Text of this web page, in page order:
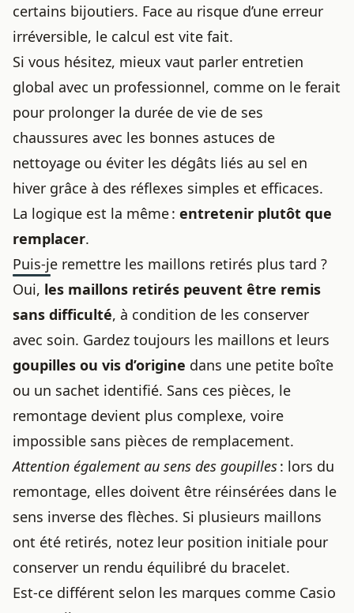
certains bijoutiers. Face au risque d’une erreur
irréversible, le calcul est vite fait.
Si vous hésitez, mieux vaut parler entretien
global avec un professionnel, comme on le ferait
pour prolonger la durée de vie de ses
chaussures avec les bonnes astuces de
nettoyage ou éviter les dégâts liés au sel en
hiver grâce à des réflexes simples et efficaces.
La logique est la même : entretenir plutôt que
remplacer.
Puis-je remettre les maillons retirés plus tard ?
Oui, les maillons retirés peuvent être remis
sans difficulté, à condition de les conserver
avec soin. Gardez toujours les maillons et leurs
goupilles ou vis d’origine dans une petite boîte
ou un sachet identifié. Sans ces pièces, le
remontage devient plus complexe, voire
impossible sans pièces de remplacement.
Attention également au sens des goupilles: lors du
remontage, elles doivent être réinsérées dans le
sens inverse des flèches. Si plusieurs maillons
ont été retirés, notez leur position initiale pour
conserver un rendu équilibré du bracelet.
Est-ce différent selon les marques comme Casio